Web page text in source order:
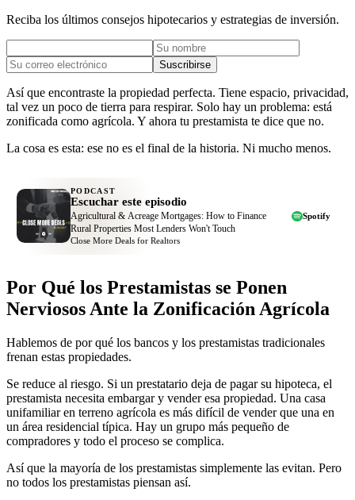
Reciba los últimos consejos hipotecarios y estrategias de inversión.
Suscribirse
Así que encontraste la propiedad perfecta. Tiene espacio, privacidad,
tal vez un poco de tierra para respirar. Solo hay un problema: está
zonificada como agrícola. Y ahora tu prestamista te dice que no.
La cosa es esta: ese no es el final de la historia. Ni mucho menos.
PODCAST
Escuchar este episodio
Agricultural & Acreage Mortgages: How to Finance
Rural Properties Most Lenders Won't Touch
Close More Deals for Realtors
Spotify
Por Qué los Prestamistas se Ponen
Nerviosos Ante la Zonificación Agrícola
Hablemos de por qué los bancos y los prestamistas tradicionales
frenan estas propiedades.
Se reduce al riesgo. Si un prestatario deja de pagar su hipoteca, el
prestamista necesita embargar y vender esa propiedad. Una casa
unifamiliar en terreno agrícola es más difícil de vender que una en
un área residencial típica. Hay un grupo más pequeño de
compradores y todo el proceso se complica.
Así que la mayoría de los prestamistas simplemente las evitan. Pero
no todos los prestamistas piensan así.